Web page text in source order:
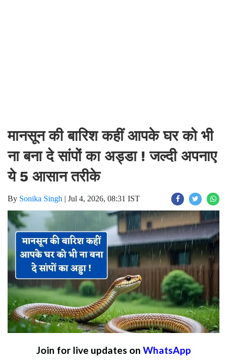
मानसून की बारिश कहीं आपके घर को भी
ना बना दे सांपों का अड्डा ! जल्दी अपनाए
ये 5 आसान तरीके
By Sonika Singh | Jul 4, 2026, 08:31 IST
Join for live updates on WhatsApp